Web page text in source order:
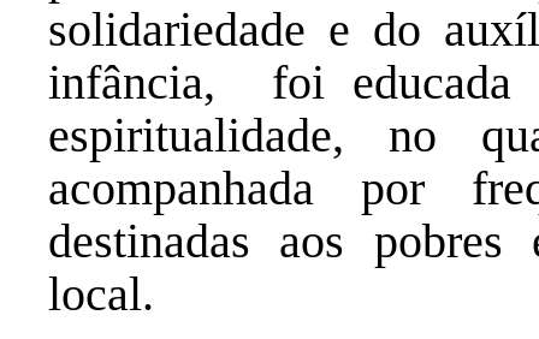
solidariedade e do
infância, foi educada
espiritualidade, no
acompanhada por
destinadas aos
local.